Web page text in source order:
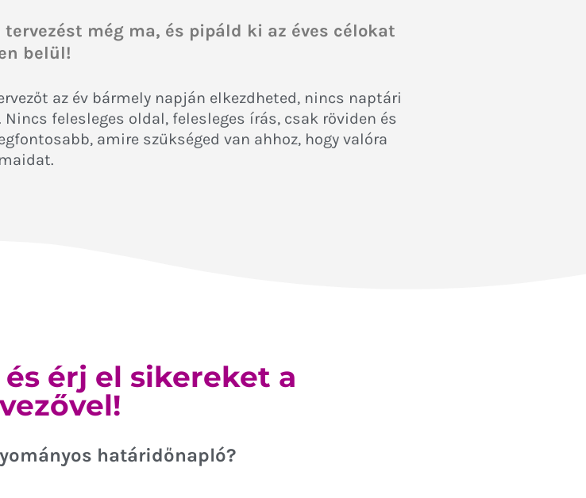
tervezést még ma, és pipáld ki az éves célokat
belül!
az év bármely napján elkezdheted, nincs naptári
Nincs felesleges oldal, felesleges írás, csak röviden és
amire szükséged van ahhoz, hogy valóra
érj el sikereket a
határidőnapló?